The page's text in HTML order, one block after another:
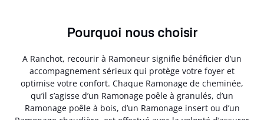
Pourquoi nous choisir
A Ranchot, recourir à Ramoneur signifie bénéficier d’un
accompagnement sérieux qui protège votre foyer et
optimise votre confort. Chaque Ramonage de cheminée,
qu’il s’agisse d’un Ramonage poêle à granulés, d’un
Ramonage poêle à bois, d’un Ramonage insert ou d’un